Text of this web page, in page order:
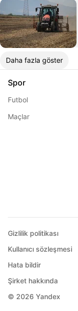
Daha fazla göster
Spor
Futbol
Maçlar
© 2026 Yandex
Gizlilik politikası
Kullanıcı sözleşmesi
Hata bildir
Şirket hakkında